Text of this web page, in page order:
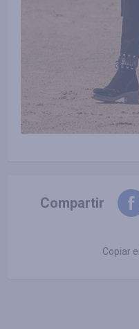
Compartir
Copiar